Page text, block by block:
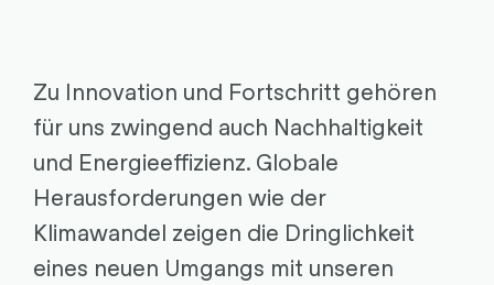
Zu Innovation und Fortschritt gehören
für uns zwingend auch Nachhaltigkeit
und Energieeffizienz. Globale
Herausforderungen wie der
Klimawandel zeigen die Dringlichkeit
eines neuen Umgangs mit unseren